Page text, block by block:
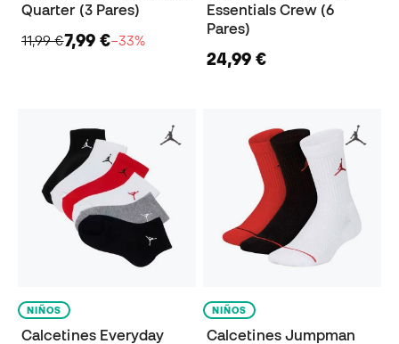
Quarter (3 Pares)
11,99 €7,99 €−33%
Essentials Crew (6
Pares)
24,99 €
NIÑOS
Calcetines Everyday
NIÑOS
Calcetines Jumpman